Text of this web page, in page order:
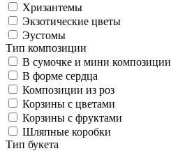
Хризантемы
Экзотические цветы
Эустомы
Тип композиции
В сумочке и мини композиции
В форме сердца
Композиции из роз
Корзины c цветами
Корзины с фруктами
Шляпные коробки
Тип букета